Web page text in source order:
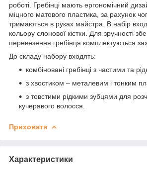
роботі. Гребінці мають ергономічний
міцного матового пластика, за рахунок
тримаються в руках майстра. В набір
кольору слонової кістки. Для зручності
перевезення гребінця комплектуються
До складу набору входять:
комбіновані гребінці з частими та
з хвостиком – металевим і тонким
з товстими рідкими зубцями для
кучерявого волосся.
Приховати
Характеристики